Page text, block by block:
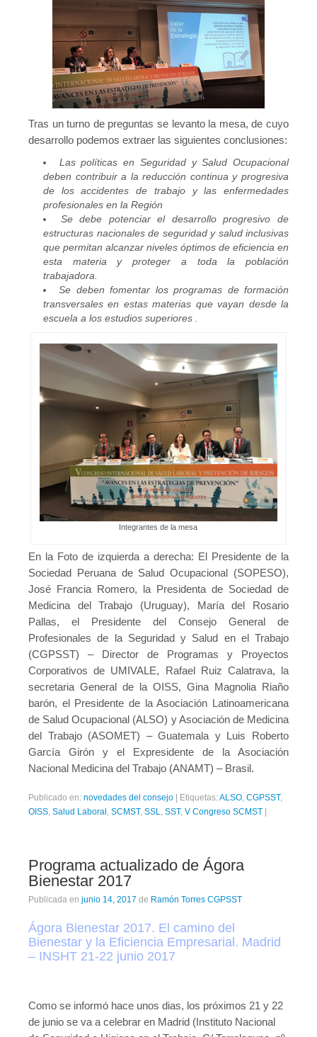
Tras un turno de preguntas se levanto la mesa, de cuyo
desarrollo podemos extraer las siguientes conclusiones:
Las políticas en Seguridad y Salud Ocupacional
deben contribuir a la reducción continua y progresiva
de los accidentes de trabajo y las enfermedades
profesionales en la Región
Se debe potenciar el desarrollo progresivo de
estructuras nacionales de seguridad y salud inclusivas
que permitan alcanzar niveles óptimos de eficiencia en
esta materia y proteger a toda la población
trabajadora.
Se deben fomentar los programas de formación
transversales en estas materias que vayan desde la
escuela a los estudios superiores .
Integrantes de la mesa
En la Foto de izquierda a derecha: El Presidente de la
Sociedad Peruana de Salud Ocupacional (SOPESO),
José Francia Romero, la Presidenta de Sociedad de
Medicina del Trabajo (Uruguay), María del Rosario
Pallas, el Presidente del Consejo General de
Profesionales de la Seguridad y Salud en el Trabajo
(CGPSST) – Director de Programas y Proyectos
Corporativos de UMIVALE, Rafael Ruiz Calatrava, la
secretaria General de la OISS, Gina Magnolia Riaño
barón, el Presidente de la Asociación Latinoamericana
de Salud Ocupacional (ALSO) y Asociación de Medicina
del Trabajo (ASOMET) – Guatemala y Luis Roberto
García Girón y el Expresidente de la Asociación
Nacional Medicina del Trabajo (ANAMT) – Brasil.
Publicado en: novedades del consejo Etiquetas:ALSO, CGPSST,
OISS, Salud Laboral , SCMST, SSL, SST, V Congreso SCMST
Programa actualizado de Ágora
Bienestar 2017
Publicada en junio 14, 2017 de Ramón Torres CGPSST
Ágora Bienestar 2017. El camino del
Bienestar y la Eficiencia Empresarial. Madrid
– INSHT 21-22 junio 2017
Como se informó hace unos dias, los próximos 21 y 22
de junio se va a celebrar en Madrid (Instituto Nacional